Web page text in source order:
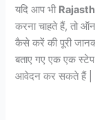
यदि आप भी
करना चाहते हैं, तो
कैसे करें की पूरी
बताए गए एक एक
आवेदन कर सकते हैं |